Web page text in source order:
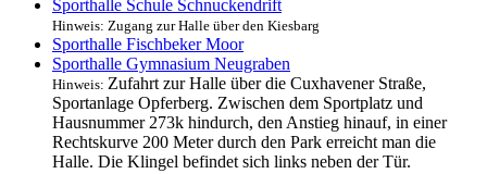
Sporthalle Schule Schnuckendrift
Hinweis: Zugang zur Halle über den Kiesbarg
Sporthalle Fischbeker Moor
Sporthalle Gymnasium Neugraben
Hinweis: Zufahrt zur Halle über die Cuxhavener Straße,
Sportanlage Opferberg. Zwischen dem Sportplatz und
Hausnummer 273k hindurch, den Anstieg hinauf, in einer
Rechtskurve 200 Meter durch den Park erreicht man die
Halle. Die Klingel befindet sich links neben der Tür.